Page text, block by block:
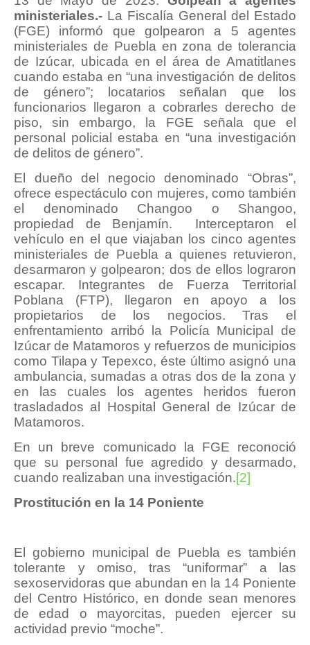
ministeriales.- La Fiscalía General del Estado
(FGE) informó que golpearon a 5 agentes
ministeriales de Puebla en zona de tolerancia
de Izúcar, ubicada en el área de Amatitlanes
cuando estaba en “una investigación de delitos
de género”; locatarios señalan que los
funcionarios llegaron a cobrarles derecho de
piso, sin embargo, la FGE señala que el
personal policial estaba en “una investigación
de delitos de género”.
El dueño del negocio denominado “Obras”,
ofrece espectáculo con mujeres, como también
el denominado Changoo o Shangoo,
propiedad de Benjamín. Interceptaron el
vehículo en el que viajaban los cinco agentes
ministeriales de Puebla a quienes retuvieron,
desarmaron y golpearon; dos de ellos lograron
escapar. Integrantes de Fuerza Territorial
Poblana (FTP), llegaron en apoyo a los
propietarios de los negocios. Tras el
enfrentamiento arribó la Policía Municipal de
Izúcar de Matamoros y refuerzos de municipios
como Tilapa y Tepexco, éste último asignó una
ambulancia, sumadas a otras dos de la zona y
en las cuales los agentes heridos fueron
trasladados al Hospital General de Izúcar de
Matamoros.
En un breve comunicado la FGE reconoció
que su personal fue agredido y desarmado,
cuando realizaban una investigación.[2]
Prostitución en la 14 Poniente
El gobierno municipal de Puebla es también
tolerante y omiso, tras “uniformar” a las
sexoservidoras que abundan en la 14 Poniente
del Centro Histórico, en donde sean menores
de edad o mayorcitas, pueden ejercer su
actividad previo “moche”.